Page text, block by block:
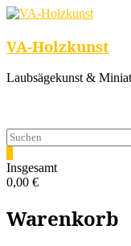
VA-Holzkunst
Laubsägekunst &
Insgesamt
0,00 €
Warenkorb